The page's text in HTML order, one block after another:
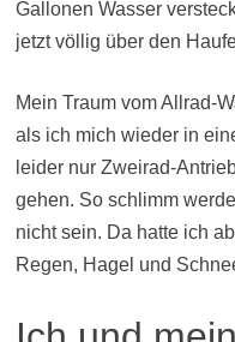
Gallonen Wasser
jetzt völlig über den
Mein Traum vom Allrad-
als ich mich wieder in
leider nur Zweirad-
gehen. So schlimm
nicht sein. Da hatte ich
Regen, Hagel und